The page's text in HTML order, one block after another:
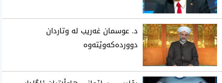
د. عوسمان غەریب لە وتاردان
دووردەکەوێتەوە